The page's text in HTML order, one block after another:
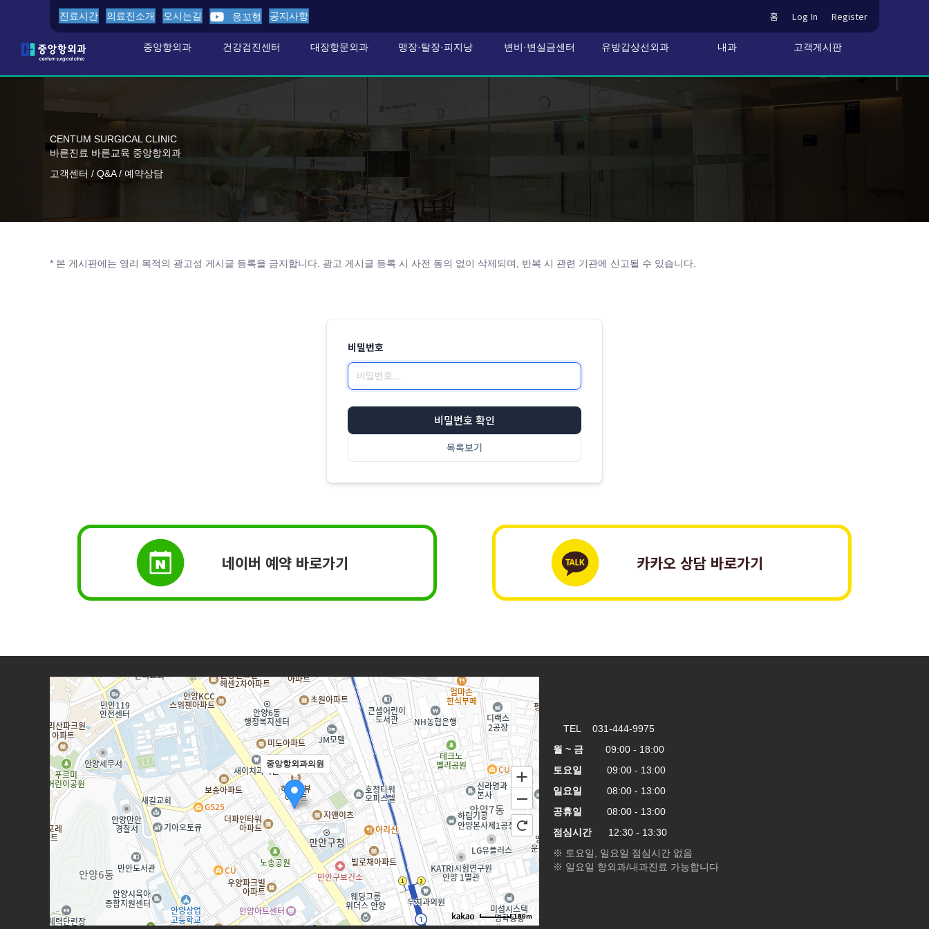
진료시간 의료진소개 오시는길 응꼬형 공지사항 홈 Log In Register
중앙항외과 건강검진센터 대장항문외과 맹장·탈장·피지낭 변비·변실금센터 유방갑상선외과 내과 고객게시판
CENTUM SURGICAL CLINIC
바른진료 바른교육 중앙항외과
고객센터 / Q&A / 예약상담
* 본 게시판에는 영리 목적의 광고성 게시글 등록을 금지합니다. 광고 게시글 등록 시 사전 동의 없이 삭제되며, 반복 시 관련 기관에 신고될 수 있습니다.
비밀번호
목록보기
비밀번호 확인
네이버 예약 바로가기 카카오 상담 바로가기
중앙항외과의원
100m
TEL 031-444-9975
월 ~ 금 09:00 - 18:00
토요일
09:00 - 13:00
일요일
08:00 - 13:00
공휴일
08:00 - 13:00
점심시간12:30 - 13:30
※ 토요일, 일요일 점심시간 없음
※ 일요일 항외과/내과진료 가능합니다